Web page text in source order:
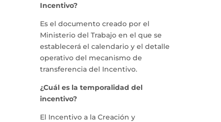
Incentivo?
Es el documento creado por el
Ministerio del Trabajo en el que se
establecerá el calendario y el detalle
operativo del mecanismo de
transferencia del Incentivo.
¿Cuál es la temporalidad del
incentivo?
El Incentivo a la Creación y